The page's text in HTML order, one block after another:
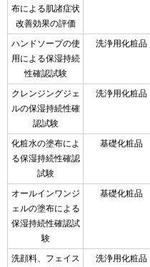
布による肌諸症状
改善効果の評価
ハンドソープの使
用による保湿持続
性確認試験
洗浄用化粧品
クレンジングジェ
ルの保湿持続性確
認試験
洗浄用化粧品
化粧水の塗布によ
る保湿持続性確認
試験
基礎化粧品
オールインワンジ
ェルの塗布による
保湿持続性確認試
験
基礎化粧品
洗顔料、フェイス
洗浄用化粧品